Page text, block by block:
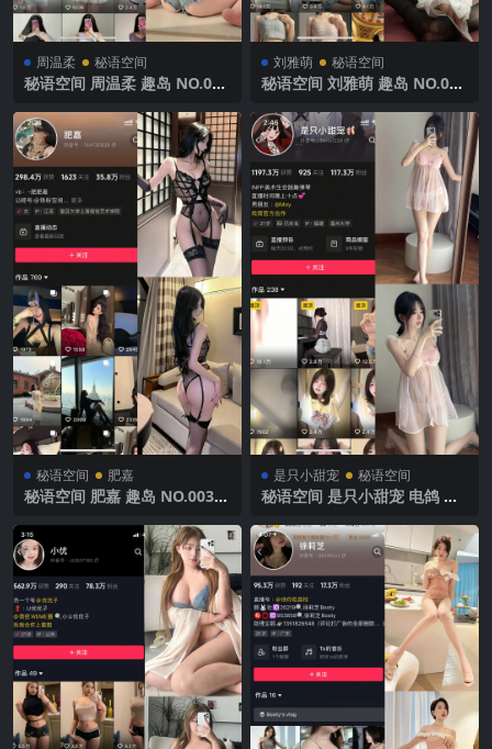
周温柔 秘语空间
秘语空间 周温柔 趣岛 NO.019
刘雅萌 秘语空间
秘语空间 刘雅萌 趣岛 NO.042
秘语空间 肥嘉
秘语空间 肥嘉 趣岛 NO.003期
是只小甜宠 秘语空间
秘语空间 是只小甜宠 电鸽 N
新完整版